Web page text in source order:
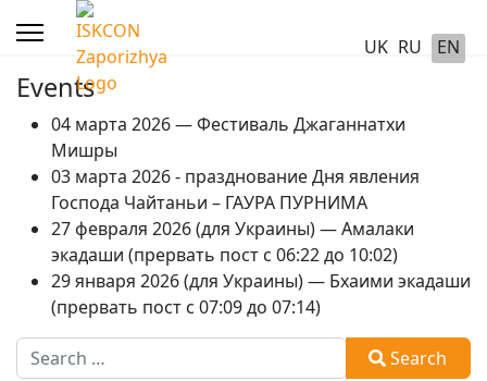
UK RU EN
Events
04 марта 2026 — Фестиваль Джаганнатхи
Мишры
03 марта 2026 - празднование Дня явления
Господа Чайтаньи – ГАУРА ПУРНИМА
27 февраля 2026 (для Украины) — Амалаки
экадаши (прервать пост с 06:22 до 10:02)
29 января 2026 (для Украины) — Бхаими экадаши
(прервать пост с 07:09 до 07:14)
Search
Search